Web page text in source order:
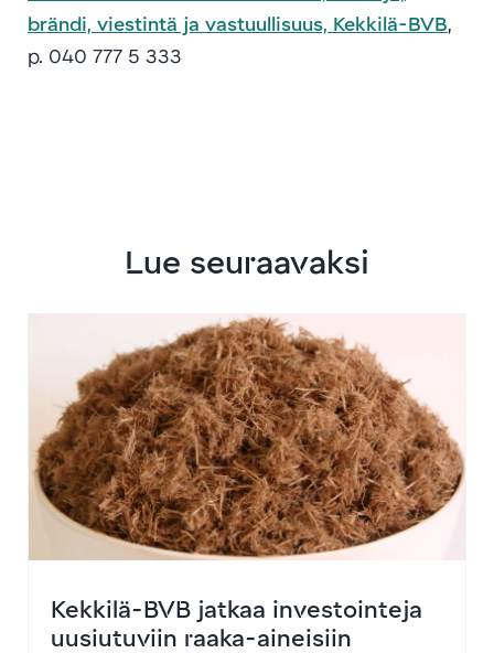
brändi, viestintä ja vastuullisuus, Kekkilä-BVB,
p. 040 777 5 333
Lue seuraavaksi
Kekkilä-BVB jatkaa investointeja
uusiutuviin raaka-aineisiin